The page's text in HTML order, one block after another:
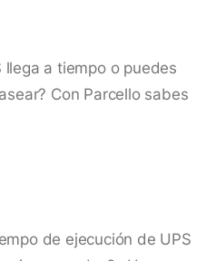
llega a tiempo o puedes
Con Parcello sabes
de ejecución de UPS